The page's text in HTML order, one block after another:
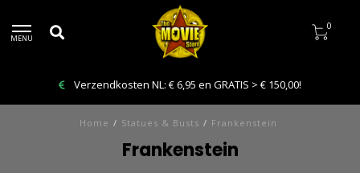
MENU
0
NL: € 6,95 en GRATIS > € 150,00!
Home / Statues & Busts / Frankenstein
Frankenstein